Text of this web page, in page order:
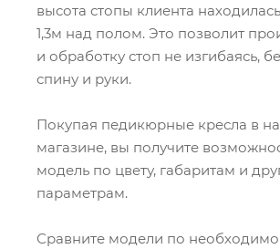
высота стопы клиента
1,3м над полом. Это позволит
и обработку стоп не изгибаясь,
спину и руки.
Покупая педикюрные кресла в
магазине, вы получите
модель по цвету, габаритам и
параметрам.
Сравните модели по